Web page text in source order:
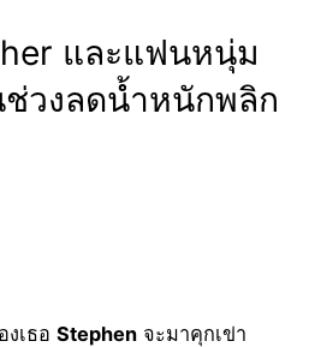
และแฟนหนุ่ม
วงลดน้ำหนักพลิก
เธอ Stephen จะมาคุกเข่า